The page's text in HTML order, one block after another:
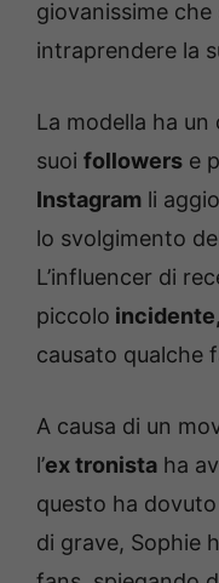
giovanissime
intraprendere la
La modella ha
suoi followers e
Instagram li
lo svolgimento
L’influencer di
piccolo incidente,
causato qualche
A causa di un
l’ex tronista ha
questo ha
di grave, Sophie